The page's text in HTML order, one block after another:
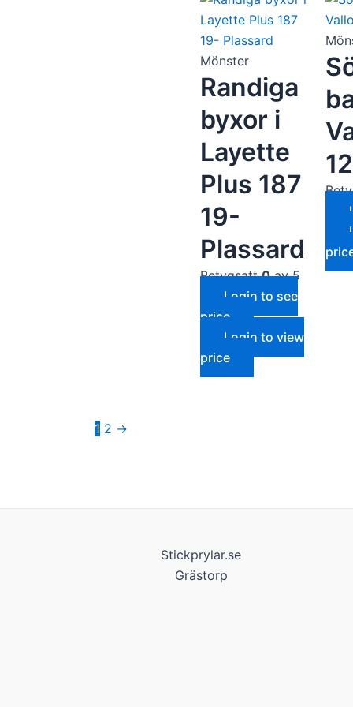
Mönster
Randiga
byxor i
Layette
Plus 187
19-
Plassard
Betygsatt0av 5
Login to see
price
Login to view
price
1 2 →
Stickprylar.se
Grästorp